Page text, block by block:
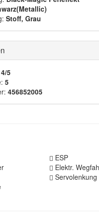
Stoff, Grau
4/5
5
456852005
ESP
Elektr.
Servolenkung